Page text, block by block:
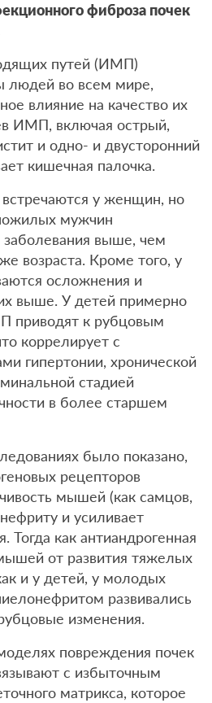
фиброза почек
путей (ИМП)
людей во всем мире,
влияние на качество их
ИМП, включая острый,
и одно- и двусторонний
кишечная палочка.
у женщин, но
мужчин
заболевания выше, чем
возраста. Кроме того, у
осложнения и
выше. У детей примерно
приводят к рубцовым
коррелирует с
гипертонии, хронической
стадией
в более старшем
было показано,
рецепторов
мышей (как самцов,
и усиливает
Тогда как антиандрогенная
от развития тяжелых
и у детей, у молодых
развивались
изменения.
повреждения почек
с избыточным
матрикса, которое